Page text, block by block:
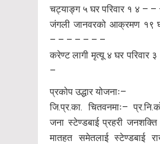
चट्याङ्ग ५ घर परिवार १ ४ –
जंगली जानवरको आक्रमण १९
– – – – – – –
करेण्ट लागी मृत्यू ४ घर
–
प्रकोप उद्धार योजनाः–
जि.प्र.का. चितवनमाः–
जना स्टेण्डबाई प्रहरी
मातहत समेतलाई स्टेण्डबाई